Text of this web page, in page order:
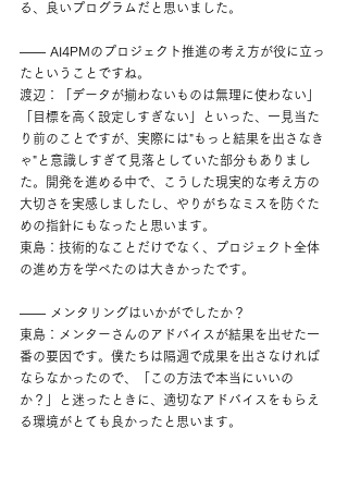
る、良いプログラムだと思いました。
―― AI4PMのプロジェクト推進の考え方が役に立っ
たということですね。
渡辺：「データが揃わないものは無理に使わない」
「目標を高く設定しすぎない」といった、一見当た
り前のことですが、実際には"もっと結果を出さなき
ゃ"と意識しすぎて見落としていた部分もありまし
た。開発を進める中で、こうした現実的な考え方の
大切さを実感しましたし、やりがちなミスを防ぐた
めの指針にもなったと思います。
東島：技術的なことだけでなく、プロジェクト全体
の進め方を学べたのは大きかったです。
―― メンタリングはいかがでしたか？
東島：メンターさんのアドバイスが結果を出せた一
番の要因です。僕たちは隔週で成果を出さなければ
ならなかったので、「この方法で本当にいいの
か？」と迷ったときに、適切なアドバイスをもらえ
る環境がとても良かったと思います。